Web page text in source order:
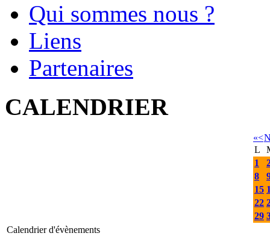
Qui sommes nous ?
Liens
Partenaires
CALENDRIER
«<
L
1
8
15
22
29
Calendrier d'évènements